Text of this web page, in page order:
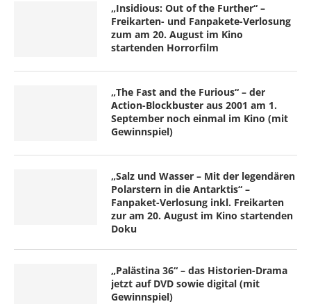
„Insidious: Out of the Further“ –
Freikarten- und Fanpakete-Verlosung
zum am 20. August im Kino
startenden Horrorfilm
„The Fast and the Furious“ – der
Action-Blockbuster aus 2001 am 1.
September noch einmal im Kino (mit
Gewinnspiel)
„Salz und Wasser – Mit der legendären
Polarstern in die Antarktis“ –
Fanpaket-Verlosung inkl. Freikarten
zur am 20. August im Kino startenden
Doku
„Palästina 36“ – das Historien-Drama
jetzt auf DVD sowie digital (mit
Gewinnspiel)